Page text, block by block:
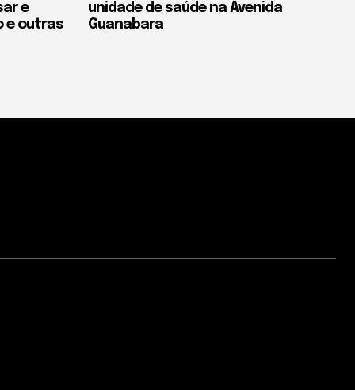
e
e outras
unidade de saúde na Avenida
Guanabara